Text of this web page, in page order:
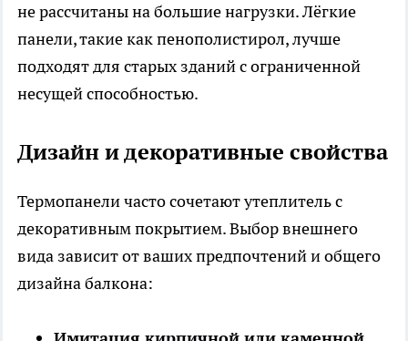
не рассчитаны на большие нагрузки. Лёгкие
панели, такие как пенополистирол, лучше
подходят для старых зданий с ограниченной
несущей способностью.
Дизайн и декоративные свойства
Термопанели часто сочетают утеплитель с
декоративным покрытием. Выбор внешнего
вида зависит от ваших предпочтений и общего
дизайна балкона: